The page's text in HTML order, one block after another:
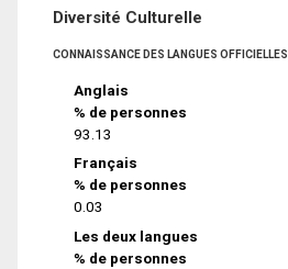
Diversité Culturelle
CONNAISSANCE DES LANGUES OFFICIELLES
Anglais
% de personnes
93.13
Français
% de personnes
0.03
Les deux langues
% de personnes